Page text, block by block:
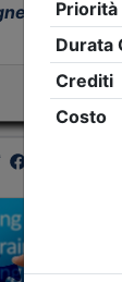
- Ordine: